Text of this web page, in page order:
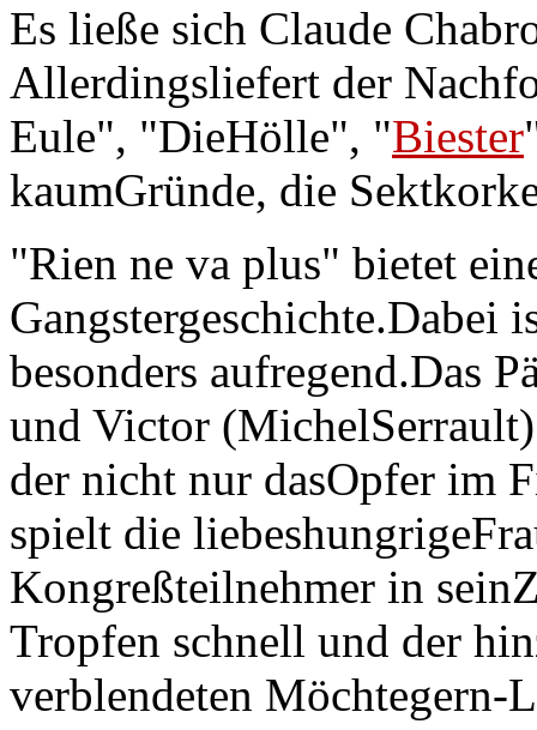
Es ließe sich Claude
Allerdingsliefert der
Eule", "DieHölle", "Biester
kaumGründe, die
"Rien ne va plus" bietet
Gangstergeschichte.Dabei
besonders aufregend.Das
und Victor
der nicht nur dasOpfer im
spielt die
Kongreßteilnehmer in
Tropfen schnell und der
verblendeten Möchtegern-